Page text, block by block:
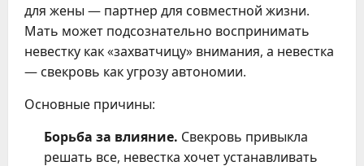
для жены — партнер для совместной жизни.
Мать может подсознательно воспринимать
невестку как «захватчицу» внимания, а невестка
— свекровь как угрозу автономии.
Основные причины:
Борьба за влияние. Свекровь привыкла
решать все, невестка хочет устанавливать